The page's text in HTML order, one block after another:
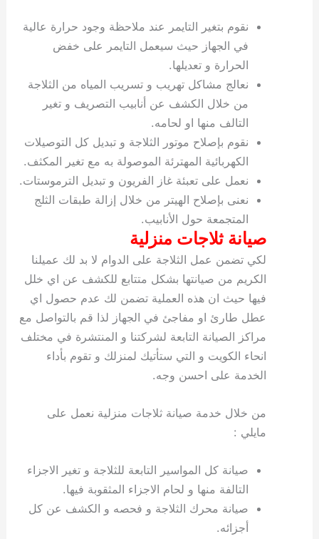
نقوم بتغير التايمر عند ملاحظة وجود حرارة عالية
في الجهاز حيث سيعمل التايمر على خفض
الحرارة و تعديلها.
نعالج مشاكل تهريب و تسريب المياه من الثلاجة
من خلال الكشف عن أنابيب التصريف و تغير
التالف منها او لحامه.
نقوم بإصلاح موتور الثلاجة و تبديل كل التوصيلات
الكهربائية المهترئة الموصولة به مع تغير المكثف.
نعمل على تعبئة غاز الفريون و تبديل الترموستات.
نعنى بإصلاح الهيتر من خلال إزالة طبقات الثلج
المتجمعة حول الأنابيب.
صيانة ثلاجات منزلية
لكي تضمن عمل الثلاجة على الدوام لا بد لك عميلنا
الكريم من صيانتها بشكل متتابع للكشف عن اي خلل
فيها حيث ان هذه العملية تضمن لك عدم حصول اي
عطل طارئ او مفاجئ في الجهاز لذا قم بالتواصل مع
مراكز الصيانة التابعة لشركتنا و المنتشرة في مختلف
انحاء الكويت و التي ستأتيك لمنزلك و تقوم بأداء
الخدمة على احسن وجه.
من خلال خدمة صيانة ثلاجات منزلية نعمل على
مايلي :
صيانة كل المواسير التابعة للثلاجة و تغير الاجزاء
التالفة منها و لحام الاجزاء المثقوبة فيها.
صيانة محرك الثلاجة و فحصه و الكشف عن كل
أجزائه.